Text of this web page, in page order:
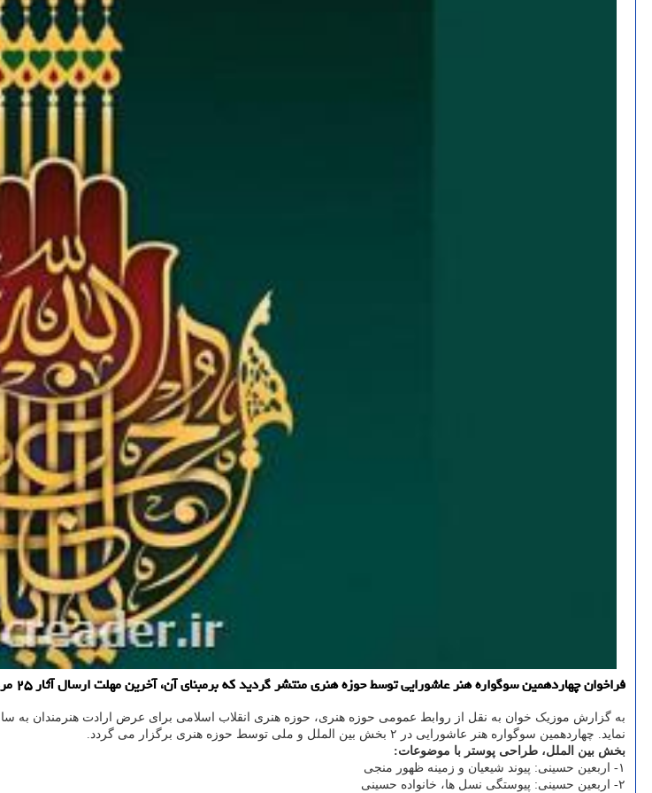
فراخوان چهاردهمین سوگواره هنر عاشورایی توسط حوزه هنری منتشر گردید که برمبنای آن، آخرین مهلت ارسال آثار ۲۵ مرداد اعلام شده است.
به گزارش موزیک خوان به نقل از روابط عمومی حوزه هنری، حوزه هنری انقلاب اسلامی برای عرض ارادت هنرمندان به
نماید. چهاردهمین سوگواره هنر عاشورایی در ۲ بخش بین الملل و ملی توسط حوزه هنری برگزار می گردد.
بخش بین الملل، طراحی پوستر با موضوعات:
۱- اربعین حسینی: پیوند شیعیان و زمینه ظهور منجی
۲- اربعین حسینی: پیوستگی نسل ها، خانواده حسینی